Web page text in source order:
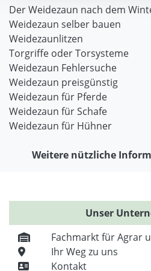
Der Weidezaun nach dem
Weidezaun selber bauen
Weidezaunlitzen
Torgriffe oder Torsysteme
Weidezaun Fehlersuche
Weidezaun preisgünstig
Weidezaun für Pferde
Weidezaun für Schafe
Weidezaun für Hühner
Weitere nützliche
Unser
Fachmarkt für Agrar
Ihr Weg zu uns
Kontakt